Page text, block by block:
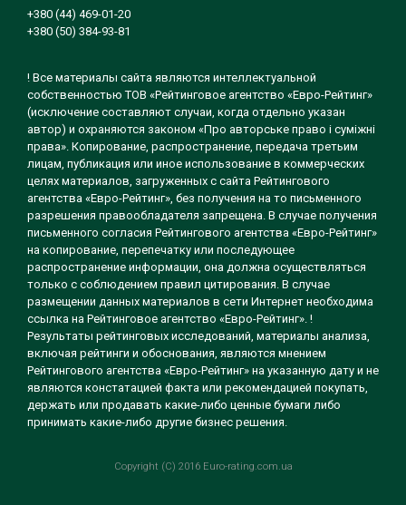
+380 (44) 469-01-20
+380 (50) 384-93-81
! Все материалы сайта являются интеллектуальной
собственностью ТОВ «Рейтинговое агентство «Евро-Рейтинг»
(исключение составляют случаи, когда отдельно указан
автор) и охраняются законом «Про авторське право і суміжні
права». Копирование, распространение, передача третьим
лицам, публикация или иное использование в коммерческих
целях материалов, загруженных с сайта Рейтингового
агентства «Евро-Рейтинг», без получения на то письменного
разрешения правообладателя запрещена. В случае получения
письменного согласия Рейтингового агентства «Евро-Рейтинг»
на копирование, перепечатку или последующее
распространение информации, она должна осуществляться
только с соблюдением правил цитирования. В случае
размещении данных материалов в сети Интернет необходима
ссылка на Рейтинговое агентство «Евро-Рейтинг». !
Результаты рейтинговых исследований, материалы анализа,
включая рейтинги и обоснования, являются мнением
Рейтингового агентства «Евро-Рейтинг» на указанную дату и не
являются констатацией факта или рекомендацией покупать,
держать или продавать какие-либо ценные бумаги либо
принимать какие-либо другие бизнес решения.
Copyright (C) 2016 Euro-rating.com.ua